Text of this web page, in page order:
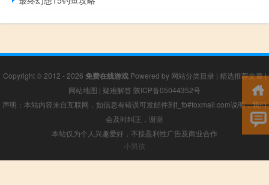
Copyright © 2012 - 2026 免费在线游戏Powered by 网站分类目录 | 精选推荐文章|
网站地图 | 疑难解答 陕ICP备05044352号
声明：本站内容来自互联网，如信息有错误可发邮件到f_fb#foxmail.com说明，我们
会及时纠正，谢谢
本站仅为个人兴趣爱好，不接盈利性广告及商业合作
小男孩